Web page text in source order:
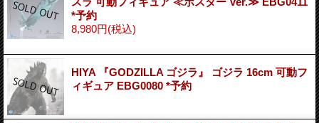
*予約
8,980円(税込)
HIYA 『GODZILLA ゴジラ』 ゴジラ 16cm 可動フ
ィギュア EBG0080 *予約